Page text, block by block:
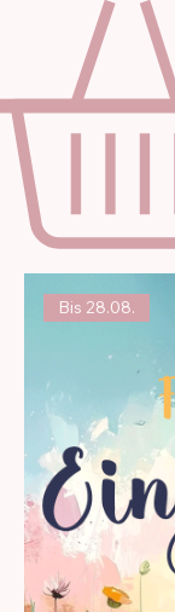
Ticket erwerben Fotogalerie
Bis 28.08.